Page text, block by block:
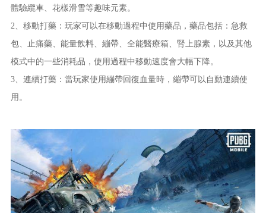
體驗纜車、花樣滑雪等趣味元素。
2、移動打藥：玩家可以在移動過程中使用藥品，藥品包括：急救
包、止痛藥、能量飲料、繃帶、全能醫療箱、腎上腺素，以及其他
模式中的一些消耗品，使用過程中移動速度會大幅下降。
3、連續打藥：當玩家使用繃帶回復血量時，繃帶可以自動連續使
用。